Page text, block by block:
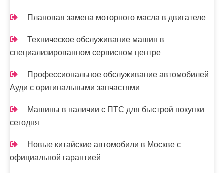
Плановая замена моторного масла в двигателе
Техническое обслуживание машин в
специализированном сервисном центре
Профессиональное обслуживание автомобилей
Ауди с оригинальными запчастями
Машины в наличии с ПТС для быстрой покупки
сегодня
Новые китайские автомобили в Москве с
официальной гарантией